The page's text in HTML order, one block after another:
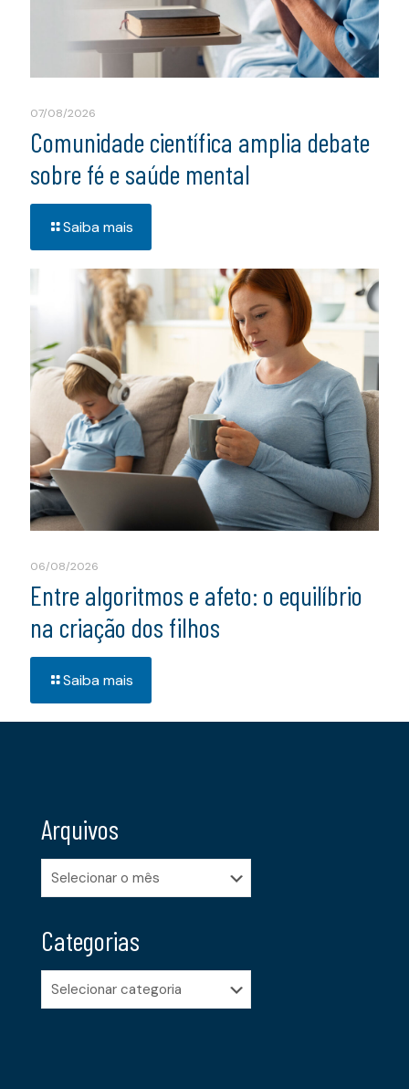
07/08/2026
Comunidade científica amplia debate
sobre fé e saúde mental
Saiba mais
06/08/2026
Entre algoritmos e afeto: o equilíbrio
na criação dos filhos
Saiba mais
Arquivos
Arquivos
Categorias
Categorias